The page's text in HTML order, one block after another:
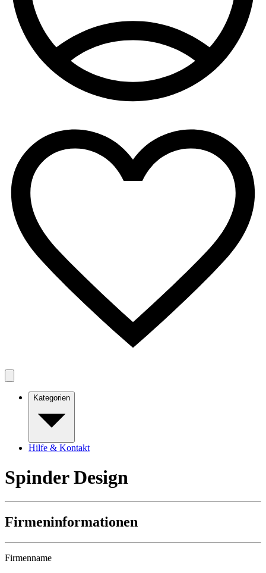
Kategorien
Hilfe & Kontakt
Spinder Design
Firmeninformationen
Firmenname